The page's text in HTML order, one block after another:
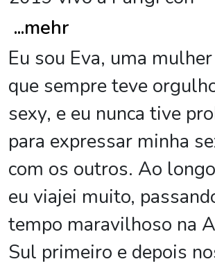
...mehr
Eu sou Eva, uma
que sempre teve
sexy, e eu nunca tive
para expressar minha
com os outros. Ao
eu viajei muito,
tempo maravilhoso na
Sul primeiro e depois